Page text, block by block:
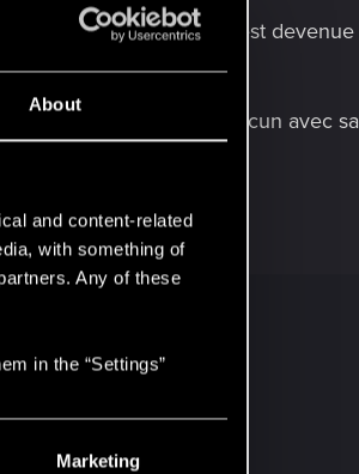
About
and content-related
with something of
Any of these
in the “Settings”
Marketing
y a une chanson qui en est devenue
emblématique, chacun avec sa